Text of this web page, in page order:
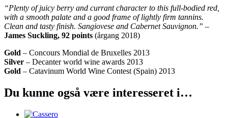
“Plenty of juicy berry and currant character to this full-bodied red,
with a smooth palate and a good frame of lightly firm tannins.
Clean and tasty finish. Sangiovese and Cabernet Sauvignon.” –
James Suckling, 92 points (årgang 2018)
Gold – Concours Mondial de Bruxelles 2013
Silver – Decanter world wine awards 2013
Gold – Catavinum World Wine Contest (Spain) 2013
Du kunne også være interesseret i…